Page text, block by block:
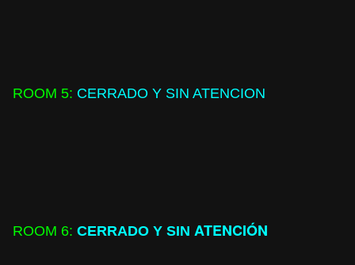
ROOM 5: CERRADO Y SIN ATENCION
ROOM 6: CERRADO Y SIN ATENCIÓN